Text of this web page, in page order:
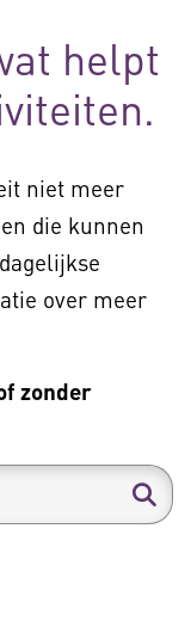
helpt
niet meer
die kunnen
over meer
zonder